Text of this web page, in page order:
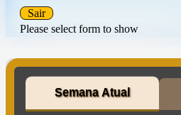
Please select form to show
Sair
Semana Atual